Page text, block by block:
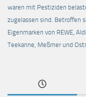
waren mit Pestiziden
zugelassen sind. Betroffen
Eigenmarken von REWE,
Teekanne, Meßmer und